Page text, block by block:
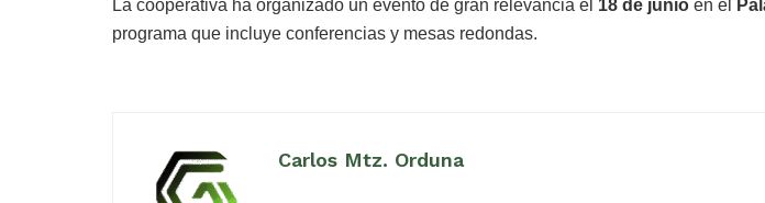
La cooperativa ha organizado un evento de gran relevancia el 18 de junio en el
programa que incluye conferencias y mesas redondas.
Carlos Mtz. Orduna